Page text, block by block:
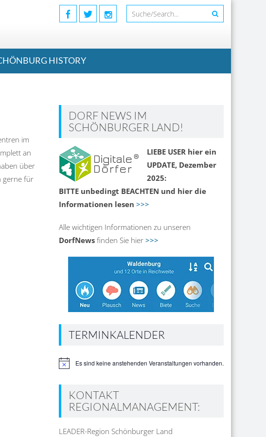
HISTORY
im
an
über
gerne für
DORF NEWS IM
SCHÖNBURGER LAND!
LIEBE USER hier ein
UPDATE, Dezember
2025:
BITTE unbedingt BEACHTEN und hier die
Informationen lesen >>>
Alle wichtigen Informationen zu unseren
DorfNewsfinden Sie hier >>>
TERMINKALENDER
HinweisEs sind keine anstehenden Veranstaltungen vorhanden.
KONTAKT
REGIONALMANAGEMENT:
LEADER-Region Schönburger Land